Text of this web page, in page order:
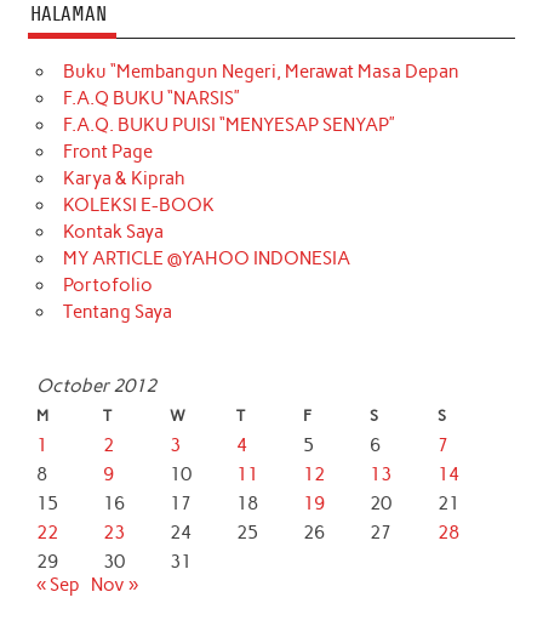
HALAMAN
Buku “Membangun Negeri, Merawat Masa Depan
F.A.Q BUKU “NARSIS”
F.A.Q. BUKU PUISI “MENYESAP SENYAP”
Front Page
Karya & Kiprah
KOLEKSI E-BOOK
Kontak Saya
MY ARTICLE @YAHOO INDONESIA
Portofolio
Tentang Saya
October 2012
M T W T F S S
1 2 3 4 5 6
7
8
9 10 11 12 13
14
15
16 17 18 19 20
21
22
23 24 25 26 27
28
29
30
31
« Sep
Nov »